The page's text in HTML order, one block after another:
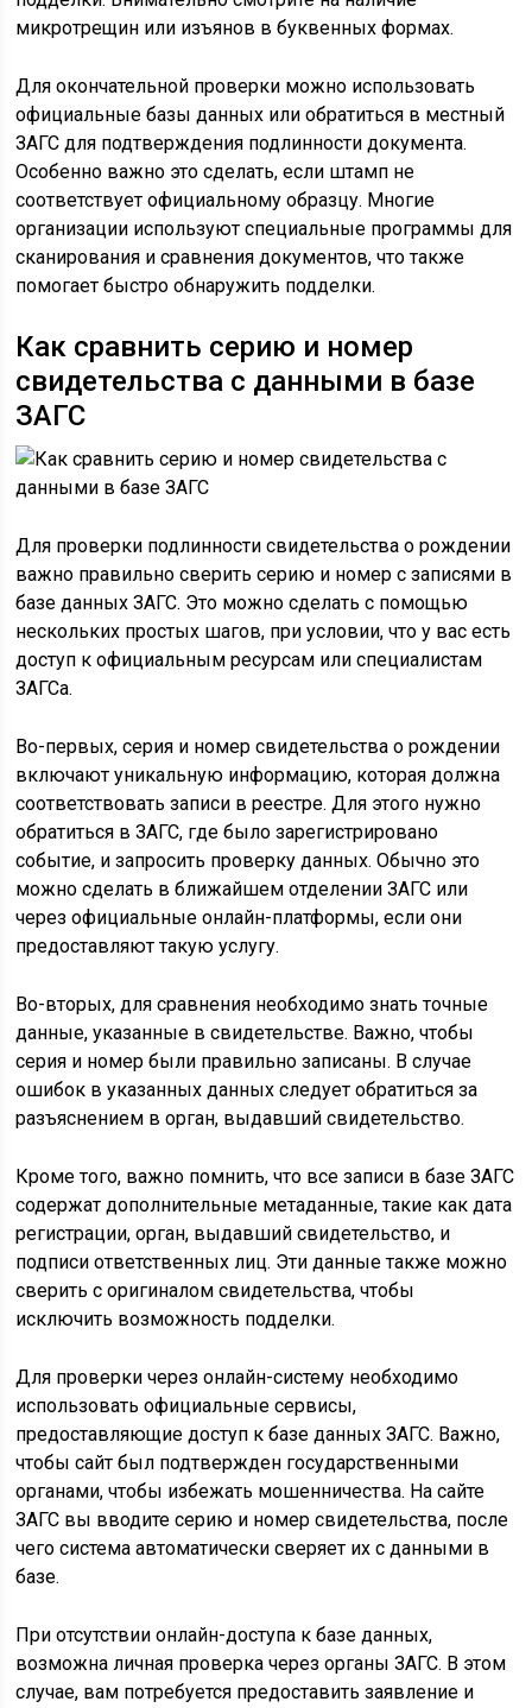
микротрещин или изъянов в буквенных формах.
Для окончательной проверки можно использовать
официальные базы данных или обратиться в местный
ЗАГС для подтверждения подлинности документа.
Особенно важно это сделать, если штамп не
соответствует официальному образцу. Многие
организации используют специальные программы для
сканирования и сравнения документов, что также
помогает быстро обнаружить подделки.
Как сравнить серию и номер
свидетельства с данными в базе
ЗАГС
Для проверки подлинности свидетельства о рождении
важно правильно сверить серию и номер с записями в
базе данных ЗАГС. Это можно сделать с помощью
нескольких простых шагов, при условии, что у вас есть
доступ к официальным ресурсам или специалистам
ЗАГСа.
Во-первых, серия и номер свидетельства о рождении
включают уникальную информацию, которая должна
соответствовать записи в реестре. Для этого нужно
обратиться в ЗАГС, где было зарегистрировано
событие, и запросить проверку данных. Обычно это
можно сделать в ближайшем отделении ЗАГС или
через официальные онлайн-платформы, если они
предоставляют такую услугу.
Во-вторых, для сравнения необходимо знать точные
данные, указанные в свидетельстве. Важно, чтобы
серия и номер были правильно записаны. В случае
ошибок в указанных данных следует обратиться за
разъяснением в орган, выдавший свидетельство.
Кроме того, важно помнить, что все записи в базе ЗАГС
содержат дополнительные метаданные, такие как дата
регистрации, орган, выдавший свидетельство, и
подписи ответственных лиц. Эти данные также можно
сверить с оригиналом свидетельства, чтобы
исключить возможность подделки.
Для проверки через онлайн-систему необходимо
использовать официальные сервисы,
предоставляющие доступ к базе данных ЗАГС. Важно,
чтобы сайт был подтвержден государственными
органами, чтобы избежать мошенничества. На сайте
ЗАГС вы вводите серию и номер свидетельства, после
чего система автоматически сверяет их с данными в
базе.
При отсутствии онлайн-доступа к базе данных,
возможна личная проверка через органы ЗАГС. В этом
случае, вам потребуется предоставить заявление и